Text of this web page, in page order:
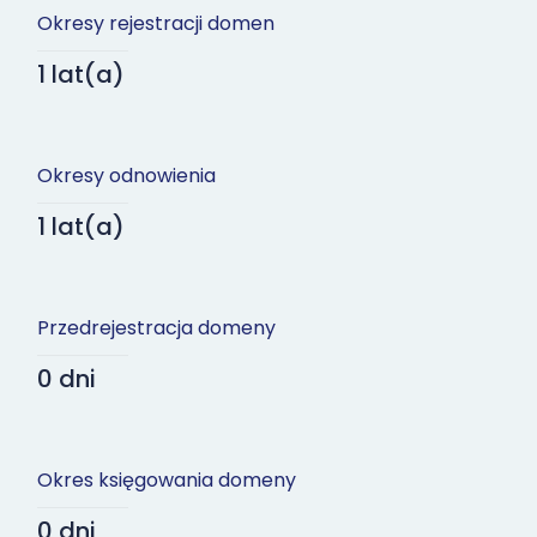
Okresy rejestracji domen
1 lat(a)
Okresy odnowienia
1 lat(a)
Przedrejestracja domeny
0 dni
Okres księgowania domeny